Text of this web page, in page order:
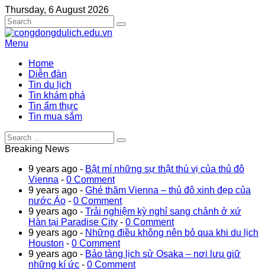
Thursday, 6 August 2026
Menu
Home
Diễn đàn
Tin du lịch
Tin khám phá
Tin ẩm thực
Tin mua sắm
Breaking News
9 years ago - Bật mí những sự thật thú vị của thủ đô
Vienna - 0 Comment
9 years ago - Ghé thăm Vienna – thủ đô xinh đẹp của
nước Áo - 0 Comment
9 years ago - Trải nghiệm kỳ nghỉ sang chảnh ở xứ
Hàn tại Paradise City - 0 Comment
9 years ago - Những điều không nên bỏ qua khi du lịch
Houston - 0 Comment
9 years ago - Bảo tàng lịch sử Osaka – nơi lưu giữ
những kí ức - 0 Comment